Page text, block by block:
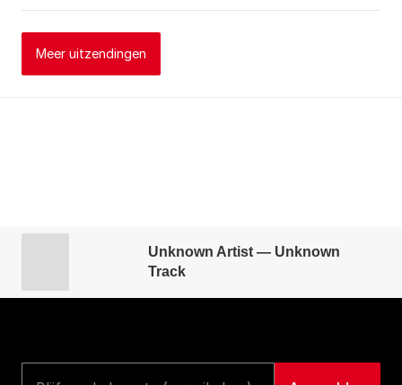
Meer uitzendingen
Unknown Artist — Unknown
Track